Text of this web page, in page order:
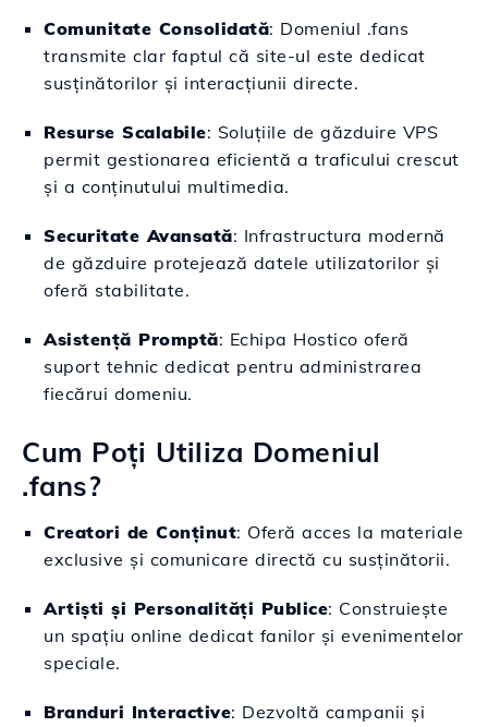
Comunitate Consolidată: Domeniul .fans
transmite clar faptul că site-ul este dedicat
susținătorilor și interacțiunii directe.
Resurse Scalabile: Soluțiile de găzduire VPS
permit gestionarea eficientă a traficului crescut
și a conținutului multimedia.
Securitate Avansată: Infrastructura modernă
de găzduire protejează datele utilizatorilor și
oferă stabilitate.
Asistență Promptă: Echipa Hostico oferă
suport tehnic dedicat pentru administrarea
fiecărui domeniu.
Cum Poți Utiliza Domeniul
.fans?
Creatori de Conținut: Oferă acces la materiale
exclusive și comunicare directă cu susținătorii.
Artiști și Personalități Publice: Construiește
un spațiu online dedicat fanilor și evenimentelor
speciale.
Branduri Interactive: Dezvoltă campanii și